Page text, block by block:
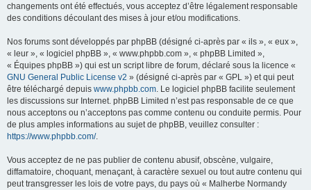
changements ont été effectués, vous acceptez d’être légalement responsable
des conditions découlant des mises à jour et/ou modifications.
Nos forums sont développés par phpBB (désigné ci-après par « ils », « eux »,
« leur », « logiciel phpBB », « www.phpbb.com », « phpBB Limited »,
« Équipes phpBB ») qui est un script libre de forum, déclaré sous la licence «
GNU General Public License v2 » (désigné ci-après par « GPL ») et qui peut
être téléchargé depuis www.phpbb.com. Le logiciel phpBB facilite seulement
les discussions sur Internet. phpBB Limited n’est pas responsable de ce que
nous acceptons ou n’acceptons pas comme contenu ou conduite permis. Pour
de plus amples informations au sujet de phpBB, veuillez consulter :
https://www.phpbb.com/.
Vous acceptez de ne pas publier de contenu abusif, obscène, vulgaire,
diffamatoire, choquant, menaçant, à caractère sexuel ou tout autre contenu qui
peut transgresser les lois de votre pays, du pays où « Malherbe Normandy